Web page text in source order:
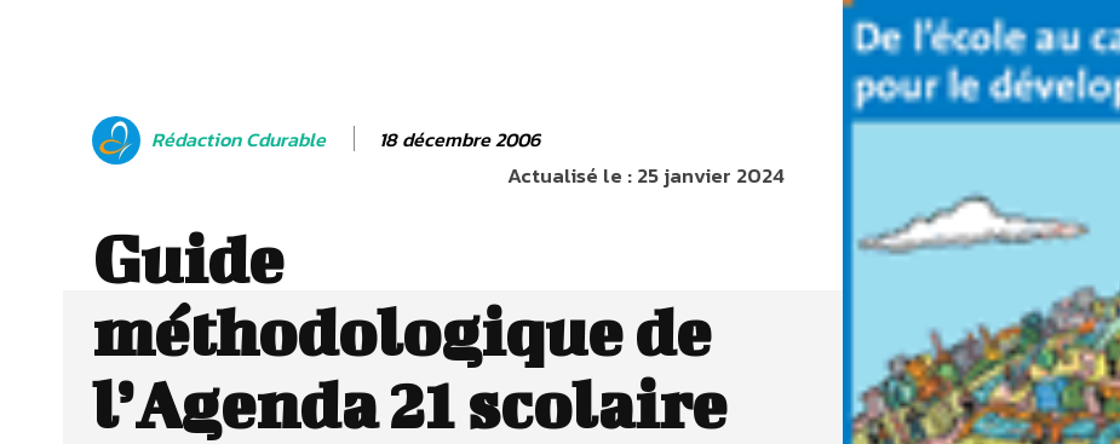
Rédaction Cdurable 18 décembre 2006
Actualisé le :25 janvier 2024
Guide
méthodologique de
l’Agenda 21 scolaire